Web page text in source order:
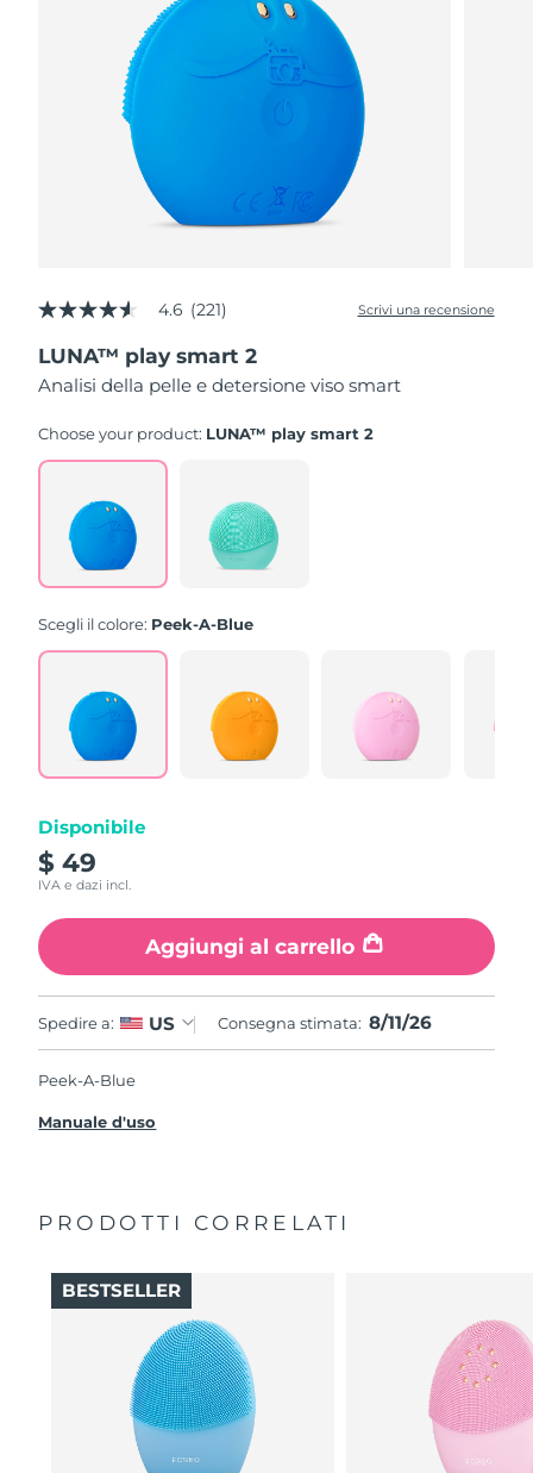
4.6
su
5
,
di
medio.
Reviews.
Stesso
alla
4.6 (221) Scrivi una recensione
LUNA™ play smart 2
Analisi della pelle e detersione viso smart
Choose your product: LUNA™ play smart 2
Scegli il colore: Peek-A-Blue
Disponibile
$ 49
IVA e dazi incl.
Aggiungi al carrello
Spedire a: US Consegna stimata: 8/11/26
Peek-A-Blue
Manuale d'uso
PRODOTTI CORRELATI
BESTSELLER